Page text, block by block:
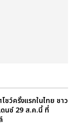
ชว์ครั้งแรกในไทย ชาว
ดนซ์ 29 ส.ค.นี้ ที่